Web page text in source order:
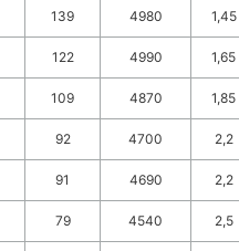
139 4980 1,45
122 4990 1,65
109 4870 1,85
92 4700 2,2
91 4690 2,2
79 4540 2,5